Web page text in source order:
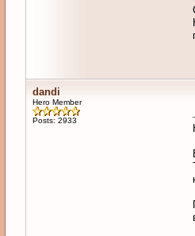
dandi
Hero Member
Posts: 2933